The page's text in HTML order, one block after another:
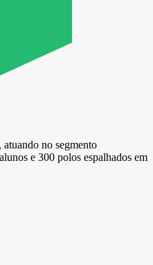
no segmento
e 300 polos espalhados em